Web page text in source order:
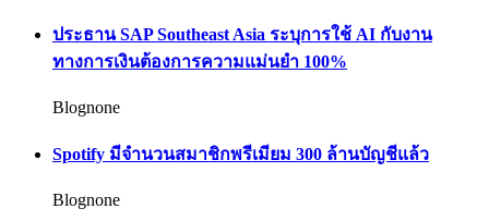
ประธาน SAP Southeast Asia ระบุการใช้ AI กับงาน
ทางการเงินต้องการความแม่นยำ 100%
Blognone
Spotify มีจำนวนสมาชิกพรีเมียม 300 ล้านบัญชีแล้ว
Blognone